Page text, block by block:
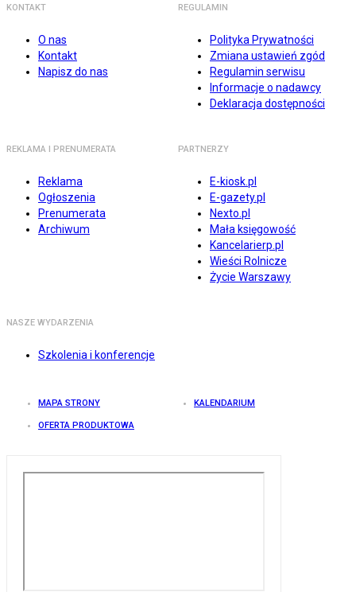
KONTAKT
O nas
Kontakt
Napisz do nas
REGULAMIN
Polityka Prywatności
Zmiana ustawień zgód
Regulamin serwisu
Informacje o nadawcy
Deklaracja dostępności
REKLAMA I PRENUMERATA
Reklama
Ogłoszenia
Prenumerata
Archiwum
PARTNERZY
E-kiosk.pl
E-gazety.pl
Nexto.pl
Mała księgowość
Kancelarierp.pl
Wieści Rolnicze
Życie Warszawy
NASZE WYDARZENIA
Szkolenia i konferencje
MAPA STRONY KALENDARIUM
OFERTA PRODUKTOWA